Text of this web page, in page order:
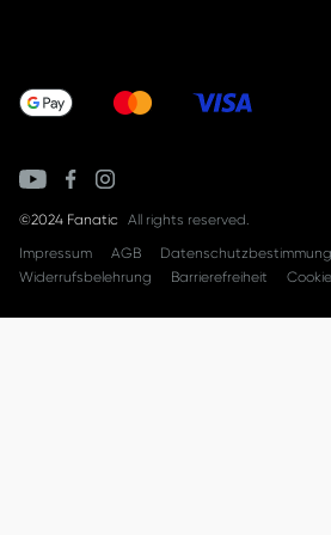
©2024 Fanatic
All rights reserved.
Impressum
AGB
Widerrufsbelehrung
Barrierefreiheit